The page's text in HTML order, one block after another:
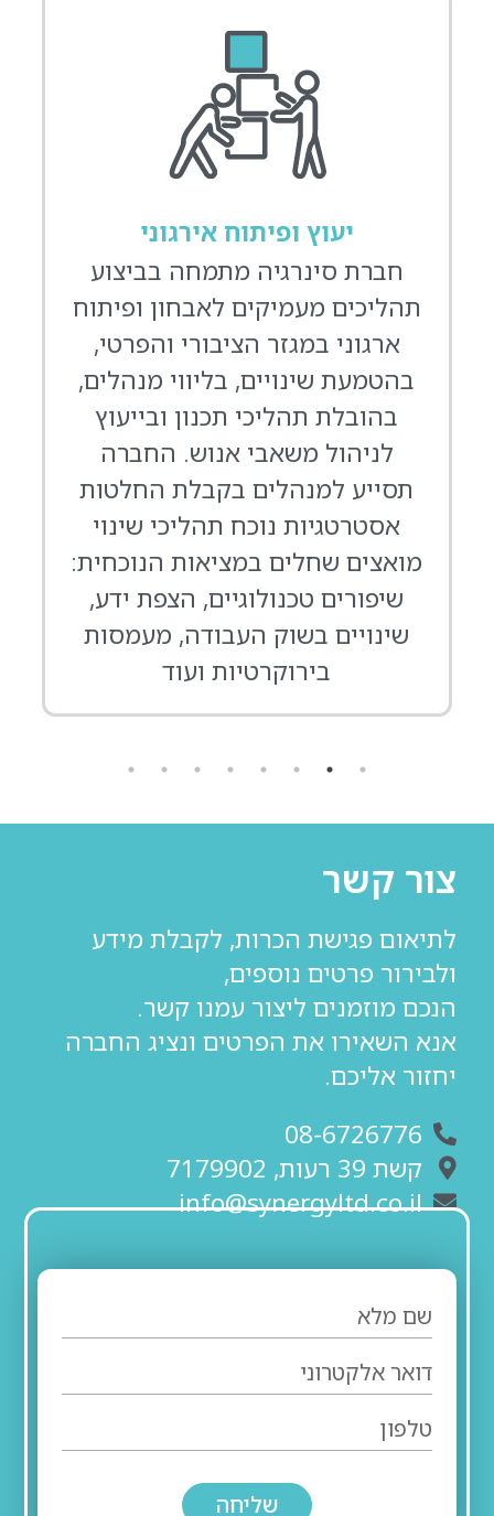
יעוץ ופיתוח אירגוני
חברת סינרגיה מתמחה בביצוע
תהליכים מעמיקים לאבחון ופיתוח
ארגוני במגזר הציבורי והפרטי,
בהטמעת שינויים, בליווי מנהלים,
בהובלת תהליכי תכנון ובייעוץ
לניהול משאבי אנוש. החברה
תסייע למנהלים בקבלת החלטות
אסטרטגיות נוכח תהליכי שינוי
מואצים שחלים במציאות הנוכחית:
שיפורים טכנולוגיים, הצפת ידע,
שינויים בשוק העבודה, מעמסות
בירוקרטיות ועוד
צור קשר
לתיאום פגישת הכרות, לקבלת מידע
ולבירור פרטים נוספים,
הנכם מוזמנים ליצור עמנו קשר.
אנא השאירו את הפרטים ונציג החברה
יחזור אליכם.
08-6726776
קשת 39 רעות, 7179902
info@synergyltd.co.il
שליחה